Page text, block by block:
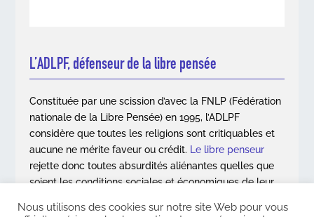
L’ADLPF, défenseur de la libre pensée
Constituée par une scission d’avec la FNLP (Fédération
nationale de la Libre Pensée) en 1995, l’ADLPF
considère que toutes les religions sont critiquables et
aucune ne mérite faveur ou crédit. Le libre penseur
rejette donc toutes absurdités aliénantes quelles que
soient les conditions sociales et économiques de leur
Nous utilisons des cookies sur notre site Web pour vous